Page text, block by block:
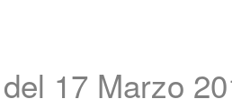
17 Marzo